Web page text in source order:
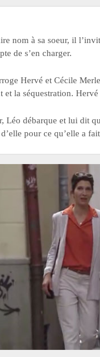
nom à sa soeur, il
de s’en charger.
Hervé et Cécile
et la séquestration.
Léo débarque et lui dit
pour ce qu’elle a